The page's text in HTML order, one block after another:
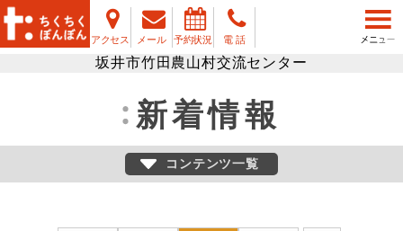
アクセス メール 予約状況 電 話
坂井市竹田農山村交流センター
新着情報
コンテンツ一覧